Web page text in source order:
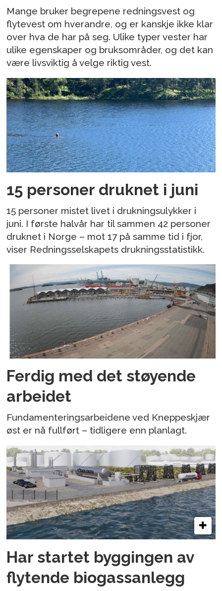
Mange bruker begrepene redningsvest og
flytevest om hverandre, og er kanskje ikke klar
over hva de har på seg. Ulike typer vester har
ulike egenskaper og bruksområder, og det kan
være livsviktig å velge riktig vest.
15 personer druknet i juni
15 personer mistet livet i drukningsulykker i
juni. I første halvår har til sammen 42 personer
druknet i Norge – mot 17 på samme tid i fjor,
viser Redningsselskapets drukningsstatistikk.
Ferdig med det støyende
arbeidet
Fundamenteringsarbeidene ved Kneppeskjær
øst er nå fullført – tidligere enn planlagt.
Har startet byggingen av
flytende biogassanlegg